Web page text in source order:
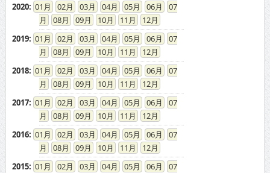
2020: 01 02 03 04 05 06
07
08
09 10 11
12
2019: 01 02 03 04 05 06
07
08
09 10 11
12
2018: 01 02 03 04 05 06
07
08
09 10 11
12
2017: 01 02 03 04 05 06
07
08
09 10 11
12
2016: 01 02 03 04 05 06
07
08
09 10 11
12
2015: 01 02 03 04 05 06
07